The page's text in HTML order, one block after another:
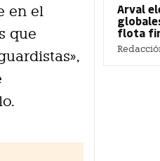
en el
que
Arval
flota